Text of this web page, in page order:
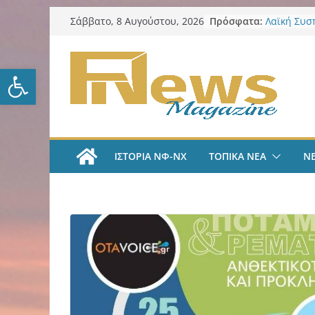
Ανοίξτε τη γραμμή εργαλείων
Μετάβαση
περιεχόμενο
Σάββατο, 8 Αυγούστου, 2026 Πρόσφατα: Λαϊκή
Στο
διεθνείς
Δήμος ΝΦ-
Πρόγραμμα
μέσα από
tv
League» –
του
ΙΣΤΟΡΙΑ ΝΦ-ΝΧ ΤΟΠΙΚΑ ΝΕΑ